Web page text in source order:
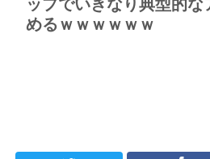
ップでいきなり典型的
めるｗｗｗｗｗｗ